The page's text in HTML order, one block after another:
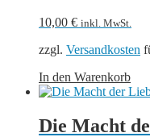
10,00 € inkl. MwSt.
zzgl. Versandkosten
In den Warenkorb
Die Macht